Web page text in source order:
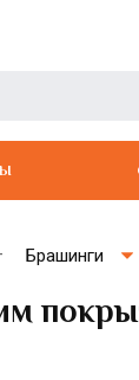
Брашинги